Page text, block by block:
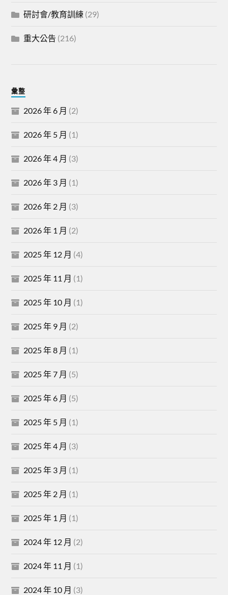
研討會/教育訓練 (29)
重大公告 (216)
彙整
2026 年 6 月 (2)
2026 年 5 月 (1)
2026 年 4 月 (3)
2026 年 3 月 (1)
2026 年 2 月 (3)
2026 年 1 月 (2)
2025 年 12 月 (4)
2025 年 11 月 (1)
2025 年 10 月 (1)
2025 年 9 月 (2)
2025 年 8 月 (1)
2025 年 7 月 (5)
2025 年 6 月 (5)
2025 年 5 月 (1)
2025 年 4 月 (3)
2025 年 3 月 (1)
2025 年 2 月 (1)
2025 年 1 月 (1)
2024 年 12 月 (2)
2024 年 11 月 (1)
2024 年 10 月 (3)